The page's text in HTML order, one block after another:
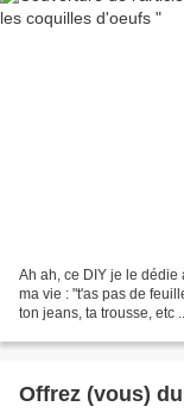
Ah ah, ce DIY je le
ma vie : "t'as pas de
ton jeans, ta trousse, etc
Offrez (vous)